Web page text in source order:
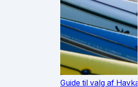
Guide til valg af